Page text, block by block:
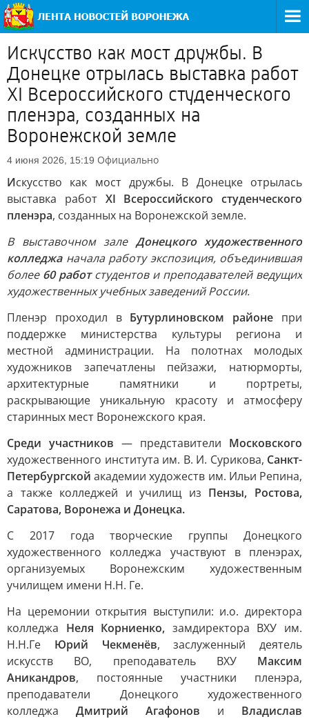
Искусство как мост дружбы. В
Донецке отрылась выставка работ
XI Всероссийского студенческого
пленэра, созданных на
Воронежской земле
4 июня 2026, 15:19 Официально
Искусство как мост дружбы. В Донецке отрылась
выставка работ XI Всероссийского студенческого
пленэра, созданных на Воронежской земле.
В выставочном зале Донецкого художественного
колледжаначала работу экспозиция, объединившая
более 60 работстудентов и преподавателей ведущих
художественных учебных заведений России.
Пленэр проходил в Бутурлиновском районе при
поддержке министерства культуры региона и
местной администрации. На полотнах молодых
художников запечатлены пейзажи, натюрморты,
архитектурные памятники и портреты,
раскрывающие уникальную красоту и атмосферу
старинных мест Воронежского края.
Среди участников — представители Московского
художественного института им. В. И. Сурикова, Санкт-
Петербургской академии художеств им. Ильи Репина,
а также колледжей и училищ из Пензы, Ростова,
Саратова, Воронежа и Донецка.
С 2017 года творческие группы Донецкого
художественного колледжа участвуют в пленэрах,
организуемых Воронежским художественным
училищем имени Н.Н. Ге.
На церемонии открытия выступили: и.о. директора
колледжа Неля Корниенко, замдиректора ВХУ им.
Н.Н.Ге Юрий Чекменёв, заслуженный деятель
искусств ВО, преподаватель ВХУ Максим
Аникандров, постоянные участники пленэра,
преподаватели Донецкого художественного
колледжа Дмитрий Агафонов и Владислав